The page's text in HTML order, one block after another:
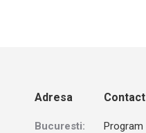
Adresa
Bucuresti:
Contact
Program